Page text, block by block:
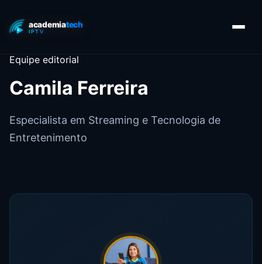
Equipe editorial
Camila Ferreira
Especialista em Streaming e Tecnologia de
Entretenimento